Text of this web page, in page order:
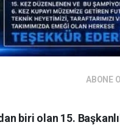
ABONE
biri olan 15.